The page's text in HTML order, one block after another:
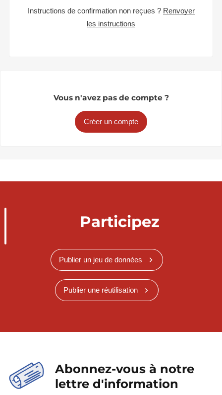
Instructions de confirmation non reçues ? Renvoyer
les instructions
Vous n'avez pas de compte ?
Créer un compte
Participez
Publier un jeu de données
Publier une réutilisation
Abonnez-vous à notre
lettre d'information